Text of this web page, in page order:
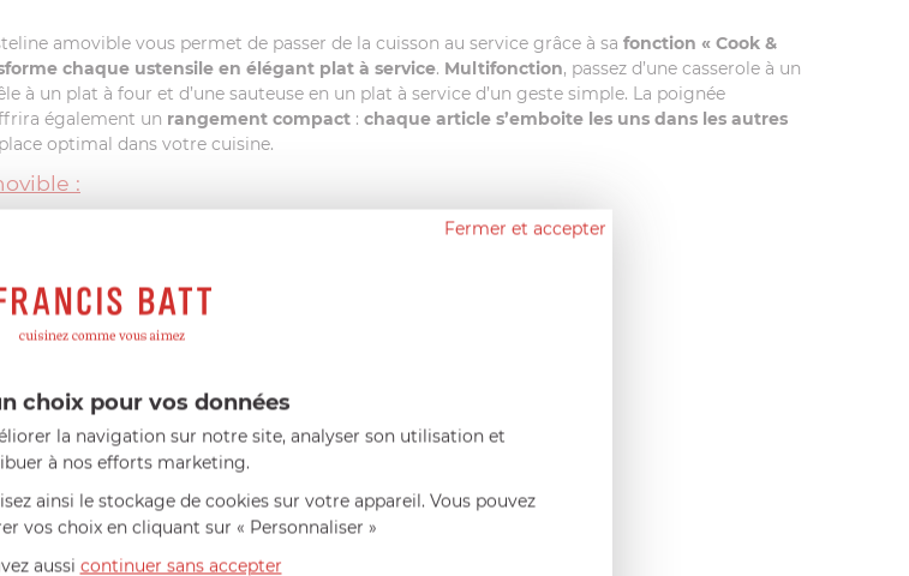
amovible vous permet de passer de la cuisson au service grâce à sa fonction « Cook &
chaque ustensile en élégant plat à service. Multifonction, passez d’une casserole à un
à un plat à four et d’une sauteuse en un plat à service d’un geste simple. La poignée
également un rangement compact : chaque article s’emboite les uns dans les autres
optimal dans votre cuisine.
:
de produits d’entretien écologique : RENOX.
Fermer et accepter
choix pour vos données
la navigation sur notre site, analyser son utilisation et
à nos efforts marketing.
ainsi le stockage de cookies sur votre appareil. Vous pouvez
vos choix en cliquant sur « Personnaliser »
aussi continuer sans accepter